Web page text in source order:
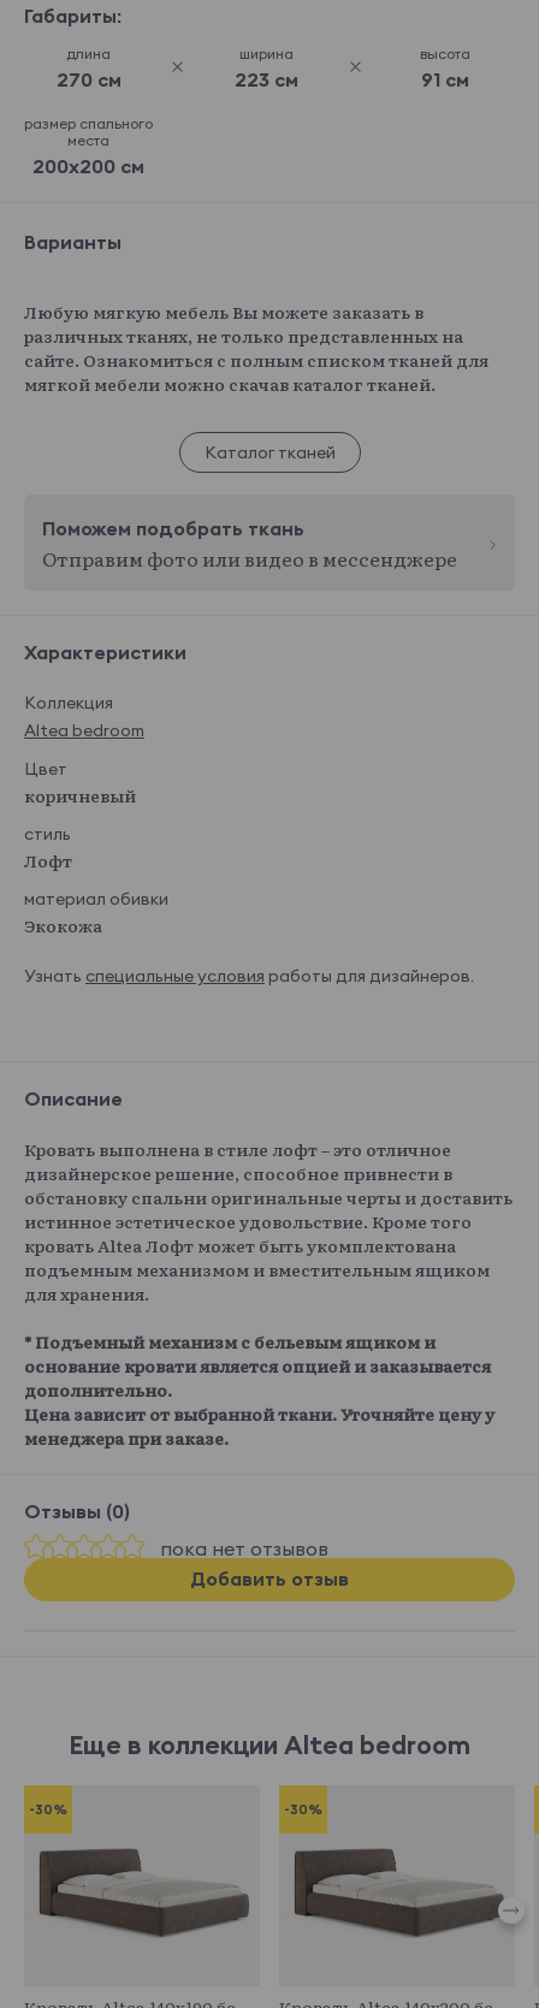
Габариты:
длина
270 см
ширина
223 см
высота
91 см
размер спального
места
200x200 см
Варианты
Любую мягкую мебель Вы можете заказать в
различных тканях, не только представленных на
сайте. Ознакомиться с полным списком тканей для
мягкой мебели можно скачав каталог тканей.
Каталог тканей
Поможем подобрать ткань
Отправим фото или видео в мессенджере
Характеристики
Коллекция
Altea bedroom
Цвет
коричневый
стиль
Лофт
материал обивки
Экокожа
Узнать специальные условия работы для дизайнеров.
Описание
Кровать выполнена в стиле лофт – это отличное
дизайнерское решение, способное привнести в
обстановку спальни оригинальные черты и доставить
истинное эстетическое удовольствие. Кроме того
кровать Altea Лофт может быть укомплектована
подъемным механизмом и вместительным ящиком
для хранения.
* Подъемный механизм с бельевым ящиком и
основание кровати является опцией и заказывается
дополнительно.
Цена зависит от выбранной ткани. Уточняйте цену у
менеджера при заказе.
Отзывы (0)
пока нет отзывов
Добавить отзыв
Еще в коллекции Altea bedroom
-30% -30%